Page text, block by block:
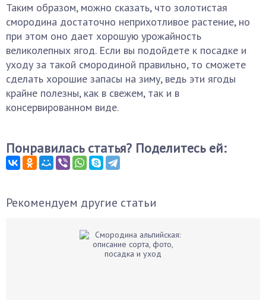
Таким образом, можно сказать, что золотистая
смородина достаточно неприхотливое растение, но
при этом оно дает хорошую урожайность
великолепных ягод. Если вы подойдете к посадке и
уходу за такой смородиной правильно, то сможете
сделать хорошие запасы на зиму, ведь эти ягоды
крайне полезны, как в свежем, так и в
консервированном виде.
Понравилась статья? Поделитесь ей:
Рекомендуем другие статьи